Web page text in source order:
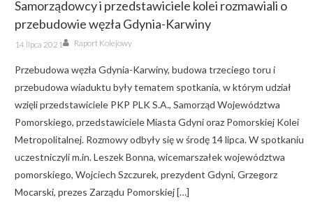
Samorządowcy i przedstawiciele kolei rozmawiali o
przebudowie węzła Gdynia-Karwiny
Posted
on
14 lipca 2021 Author
Raport Kolejowy
Przebudowa węzła Gdynia-Karwiny, budowa trzeciego toru i
przebudowa wiaduktu były tematem spotkania, w którym udział
wzięli przedstawiciele PKP PLK S.A., Samorząd Województwa
Pomorskiego, przedstawiciele Miasta Gdyni oraz Pomorskiej Kolei
Metropolitalnej. Rozmowy odbyły się w środę 14 lipca. W spotkaniu
uczestniczyli m.in. Leszek Bonna, wicemarszałek województwa
pomorskiego, Wojciech Szczurek, prezydent Gdyni, Grzegorz
Mocarski, prezes Zarządu Pomorskiej […]